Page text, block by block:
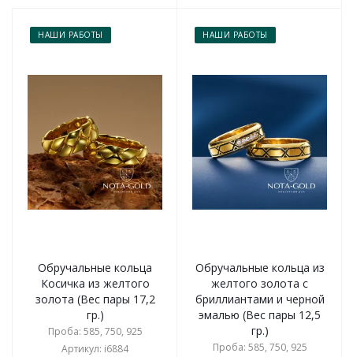
НАШИ РАБОТЫ
Обручальные кольца
Косичка из желтого
золота (Вес пары 17,2
гр.)
Проба: 585, 750, 925
Артикул: i6884
НАШИ РАБОТЫ
Обручальные кольца из
желтого золота с
бриллиантами и черной
эмалью (Вес пары 12,5
гр.)
Проба: 585, 750, 925